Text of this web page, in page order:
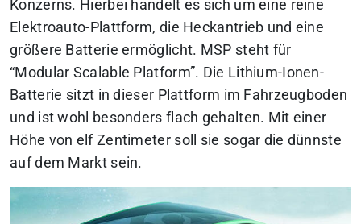
Konzerns. Hierbei handelt es sich um eine reine
Elektroauto-Plattform, die Heckantrieb und eine
größere Batterie ermöglicht. MSP steht für
“Modular Scalable Platform”. Die Lithium-Ionen-
Batterie sitzt in dieser Plattform im Fahrzeugboden
und ist wohl besonders flach gehalten. Mit einer
Höhe von elf Zentimeter soll sie sogar die dünnste
auf dem Markt sein.